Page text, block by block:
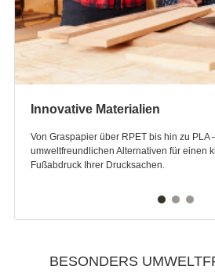
Innovative Materialien
Von Graspapier über RPET bis hin zu PLA
umweltfreundlichen Alternativen für einen
Fußabdruck Ihrer Drucksachen.
BESONDERS